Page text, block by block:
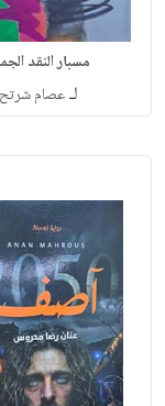
مسبار النقد
لـعصام شرتح